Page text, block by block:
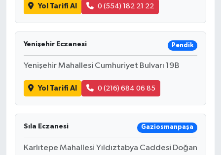
Yol Tarifi Al 0 (554) 182 21 22
Yenişehir Eczanesi Pendik
Yenişehir Mahallesi Cumhuriyet Bulvarı 19B
Yol Tarifi Al 0 (216) 684 06 85
Sıla Eczanesi Gaziosmanpaşa
Karlıtepe Mahallesi Yıldıztabya Caddesi Doğan